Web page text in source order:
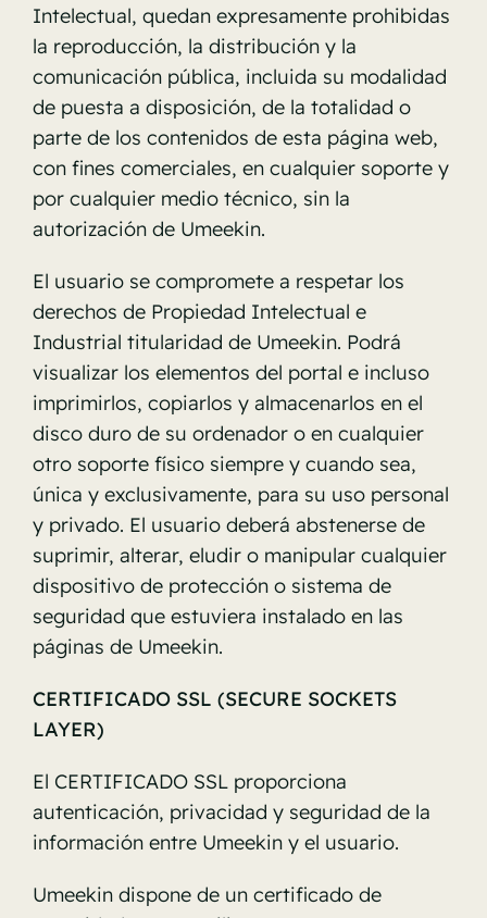
Intelectual, quedan expresamente prohibidas
la reproducción, la distribución y la
comunicación pública, incluida su modalidad
de puesta a disposición, de la totalidad o
parte de los contenidos de esta página web,
con fines comerciales, en cualquier soporte y
por cualquier medio técnico, sin la
autorización de Umeekin.
El usuario se compromete a respetar los
derechos de Propiedad Intelectual e
Industrial titularidad de Umeekin. Podrá
visualizar los elementos del portal e incluso
imprimirlos, copiarlos y almacenarlos en el
disco duro de su ordenador o en cualquier
otro soporte físico siempre y cuando sea,
única y exclusivamente, para su uso personal
y privado. El usuario deberá abstenerse de
suprimir, alterar, eludir o manipular cualquier
dispositivo de protección o sistema de
seguridad que estuviera instalado en las
páginas de Umeekin.
CERTIFICADO SSL (SECURE SOCKETS
LAYER)
El CERTIFICADO SSL proporciona
autenticación, privacidad y seguridad de la
información entre Umeekin y el usuario.
Umeekin dispone de un certificado de